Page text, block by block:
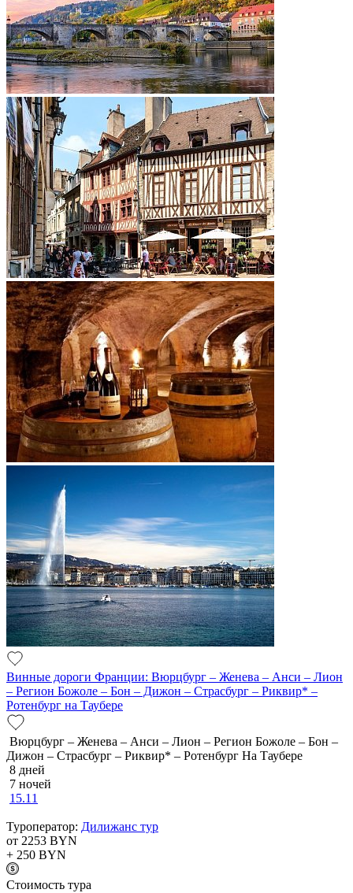
Винные дороги Франции: Вюрцбург – Женева – Анси – Лион
– Регион Божоле – Бон – Дижон – Страсбург – Риквир* –
Ротенбург на Таубере
Вюрцбург – Женева – Анси – Лион – Регион Божоле – Бон –
Дижон – Страсбург – Риквир* – Ротенбург На Таубере
8 дней
7 ночей
15.11
Туроператор: Дилижанс тур
от 2253 BYN
+ 250 BYN
Cтоимость тура